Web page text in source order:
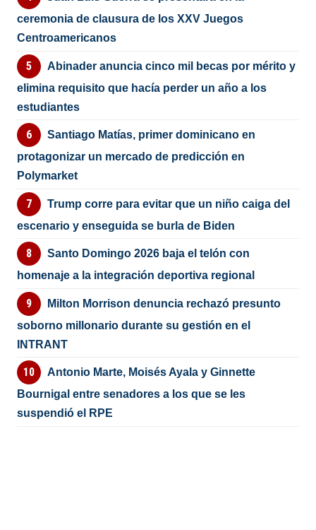
ceremonia de clausura de los XXV Juegos
Centroamericanos
Abinader anuncia cinco mil becas por mérito y
elimina requisito que hacía perder un año a los
estudiantes
Santiago Matías, primer dominicano en
protagonizar un mercado de predicción en
Polymarket
Trump corre para evitar que un niño caiga del
escenario y enseguida se burla de Biden
Santo Domingo 2026 baja el telón con
homenaje a la integración deportiva regional
Milton Morrison denuncia rechazó presunto
soborno millonario durante su gestión en el
INTRANT
Antonio Marte, Moisés Ayala y Ginnette
Bournigal entre senadores a los que se les
suspendió el RPE